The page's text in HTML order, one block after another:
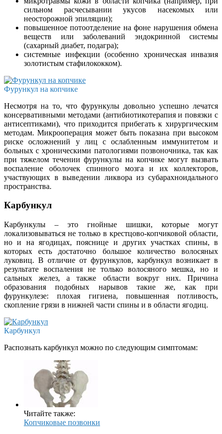
сильном расчесывании укусов насекомых или
неосторожной эпиляции);
повышенное потоотделение на фоне нарушения обмена
веществ или заболеваний эндокринной системы
(сахарный диабет, подагра);
системные инфекции (особенно хроническая инвазия
золотистым стафилококком).
Фурункул на копчике
Несмотря на то, что фурункулы довольно успешно лечатся
консервативными методами (антибиотикотерапия и повязки с
антисептиками), что приходится прибегать к хирургическим
методам. Микрооперация может быть показана при высоком
риске осложнений у лиц с ослабленным иммунитетом и
больных с хроническими патологиями позвоночника, так как
при тяжелом течении фурункулы на копчике могут вызвать
воспаление оболочек спинного мозга и их коллекторов,
участвующих в выведении ликвора из субарахноидального
пространства.
Карбункул
Карбункулы – это гнойные шишки, которые могут
локализовываться не только в крестцово-копчиковой области,
но и на ягодицах, пояснице и других участках спины, в
которых есть достаточно большое количество волосяных
луковиц. В отличие от фурункулов, карбункул возникает в
результате воспаления не только волосяного мешка, но и
сальных желез, а также области вокруг них. Причина
образования подобных нарывов такие же, как при
фурункулезе: плохая гигиена, повышенная потливость,
скопление грязи в нижней части спины и в области ягодиц.
Карбункул
Распознать карбункул можно по следующим симптомам:
Читайте также:
Копчиковые позвонки